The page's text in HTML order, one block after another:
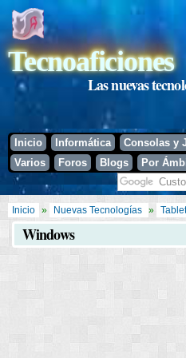
contenido
principal
Tecnoaficiones
Las nuevas
Inicio Informática Consolas y
Varios
Foros Blogs Por
Se encuentra usted aquí
Inicio » Nuevas Tecnologías »
Windows